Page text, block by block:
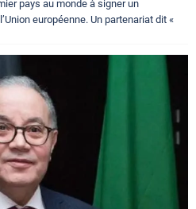
pays au monde à signer un
européenne. Un partenariat dit «